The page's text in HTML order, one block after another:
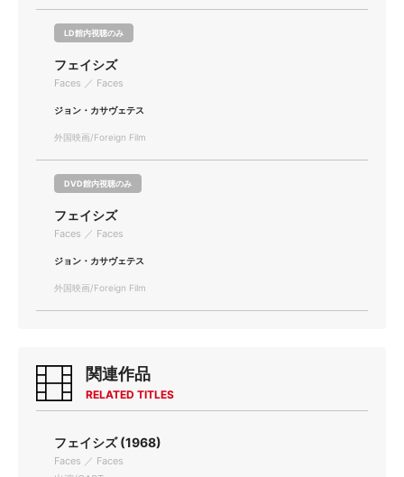
LD館内視聴のみ
フェイシズ
Faces ／ Faces
ジョン・カサヴェテス
外国映画/Foreign Film
DVD館内視聴のみ
フェイシズ
Faces ／ Faces
ジョン・カサヴェテス
外国映画/Foreign Film
関連作品
RELATED TITLES
フェイシズ (1968)
Faces ／ Faces